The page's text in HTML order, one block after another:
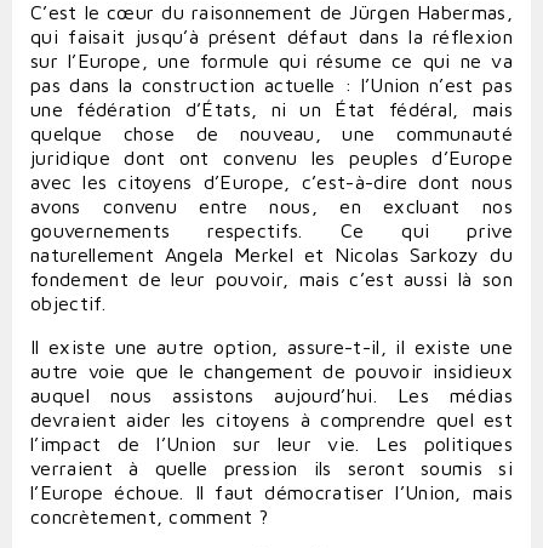
C’est le cœur du raisonnement de Jürgen Habermas,
qui faisait jusqu’à présent défaut dans la réflexion
sur l’Europe, une formule qui résume ce qui ne va
pas dans la construction actuelle : l’Union n’est pas
une fédération d’États, ni un État fédéral, mais
quelque chose de nouveau, une communauté
juridique dont ont convenu les peuples d’Europe
avec les citoyens d’Europe, c’est-à-dire dont nous
avons convenu entre nous, en excluant nos
gouvernements respectifs. Ce qui prive
naturellement Angela Merkel et Nicolas Sarkozy du
fondement de leur pouvoir, mais c’est aussi là son
objectif.
Il existe une autre option, assure-t-il, il existe une
autre voie que le changement de pouvoir insidieux
auquel nous assistons aujourd’hui. Les médias
devraient aider les citoyens à comprendre quel est
l’impact de l’Union sur leur vie. Les politiques
verraient à quelle pression ils seront soumis si
l’Europe échoue. Il faut démocratiser l’Union, mais
concrètement, comment ?